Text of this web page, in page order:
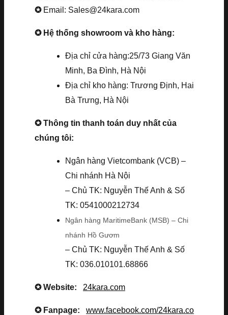
✪ Email: Sales@24kara.com
✪ Hệ thống showroom và kho hàng:
Địa chỉ cửa hàng:25/73 Giang Văn
Minh, Ba Đình, Hà Nội
Địa chỉ kho hàng: Trương Định, Hai
Bà Trưng, Hà Nội
✪ Thông tin thanh toán duy nhất của
chúng tôi:
Ngân hàng Vietcombank (VCB) –
Chi nhánh Hà Nội
– Chủ TK: Nguyễn Thế Anh & Số
TK: 0541000212734
Ngân hàng MaritimeBank (MSB) – Chi
nhánh Hồ Gươm
– Chủ TK: Nguyễn Thế Anh & Số
TK: 036.010101.68866
✪ Website: 24kara.com
✪ Fanpage: www.facebook.com/24kara.co